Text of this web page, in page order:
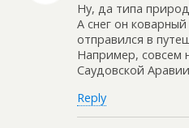
Ну, да типа
А снег он
отправился в
Например, совсем
Саудовской Аравии
Reply